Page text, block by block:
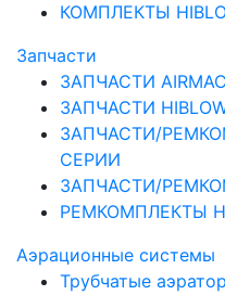
КОМПЛЕКТЫ
Запчасти
ЗАПЧАСТИ AIRMAC
ЗАПЧАСТИ
ЗАПЧАСТИ/
СЕРИИ
ЗАПЧАСТИ/
РЕМКОМПЛЕКТЫ
Аэрационные системы
Трубчатые